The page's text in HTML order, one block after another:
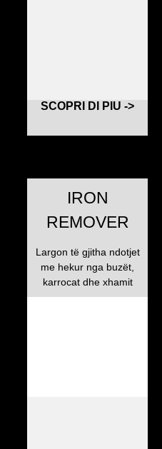
SCOPRI DI PIU ->
IRON
REMOVER
Largon të gjitha ndotjet
me hekur nga buzët,
karrocat dhe xhamit